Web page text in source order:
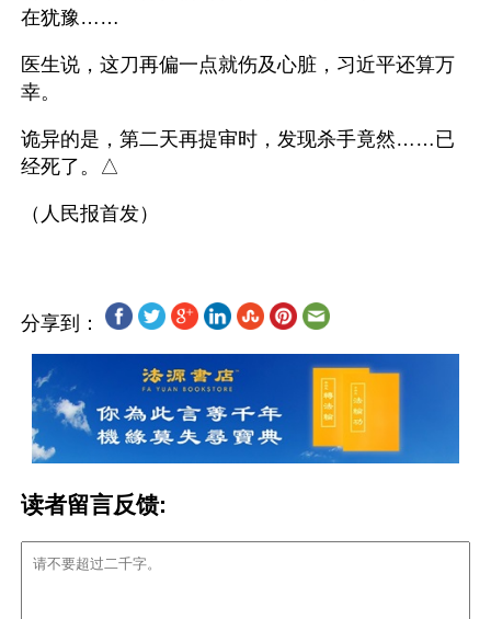
在犹豫……
医生说，这刀再偏一点就伤及心脏，习近平还算万
幸。
诡异的是，第二天再提审时，发现杀手竟然……已
经死了。△
分享到：
读者留言反馈: